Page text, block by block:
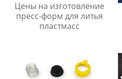
Цены на изготовление
пресс-форм для литья
пластмасс